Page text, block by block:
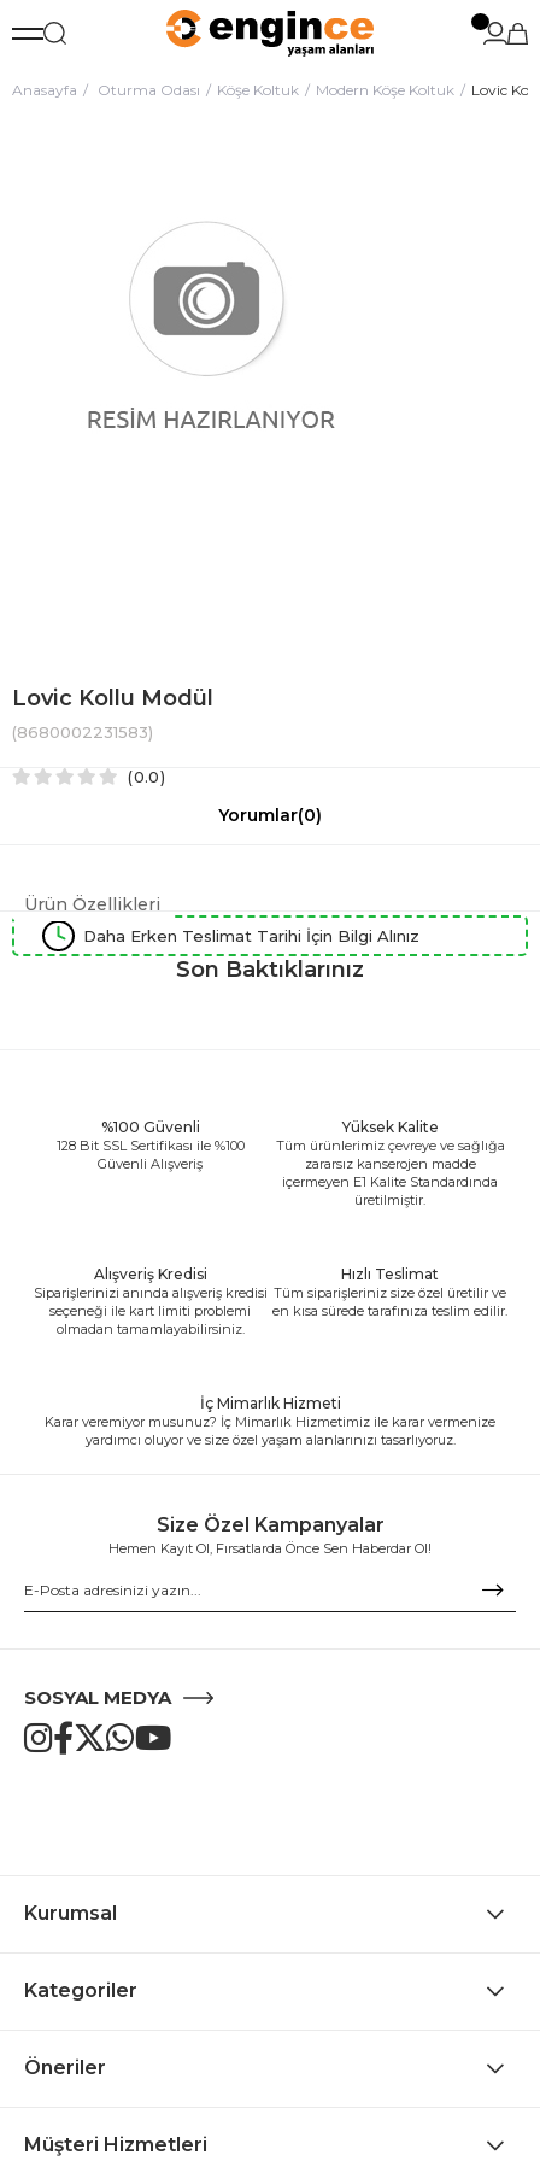
Anasayfa Oturma Odası Köşe Koltuk Modern Köşe Koltuk Lovic
Lovic Kollu Modül
(8680002231583)
0.0
Yorumlar(0)
Ürün Özellikleri
Daha Erken Teslimat Tarihi İçin Bilgi Alınız
Son Baktıklarınız
%100 Güvenli
128 Bit SSL Sertifikası ile %100
Güvenli Alışveriş
Yüksek Kalite
Tüm ürünlerimiz çevreye ve sağlığa
zararsız kanserojen madde
içermeyen E1 Kalite Standardında
üretilmiştir.
Alışveriş Kredisi
Siparişlerinizi anında alışveriş kredisi
seçeneği ile kart limiti problemi
olmadan tamamlayabilirsiniz.
Hızlı Teslimat
Tüm siparişleriniz size özel üretilir ve
en kısa sürede tarafınıza teslim edilir.
İç Mimarlık Hizmeti
Karar veremiyor musunuz? İç Mimarlık Hizmetimiz ile karar vermenize
yardımcı oluyor ve size özel yaşam alanlarınızı tasarlıyoruz.
Size Özel Kampanyalar
Hemen Kayıt Ol, Fırsatlarda Önce Sen Haberdar Ol!
SOSYAL MEDYA
Kurumsal
Kategoriler
Öneriler
Müşteri Hizmetleri